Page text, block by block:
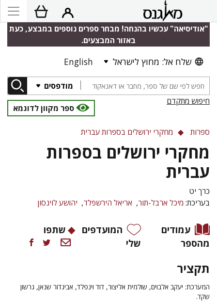
"אודיסיאה" עכשיו בהנחה! מבחר ספרים נוספים במבצע, כעת
באזור המבצעים.
שלח אל: מחוץ לישראל English
מודפסים
חיפוש מתקדם
ספר מקוון לדוגמא
ספרות מחקרי ירושלים בספרות עברית
מחקרי ירושלים בספרות
עברית
כרך יט
בעריכת: מיכל ארבל-תור אריאל הירשפלד יהושע לוינסון
עמודים
מהספר
המועדפים
שלי
שתפו
תקציר
המערכת: יעקב אלבוים, שולמית אליצור, דוד וינפלד, אביגדור שנאן, גרשון
שקד.